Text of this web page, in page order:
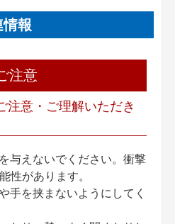
情報
注意
注意・ご理解いただき
与えないでください。衝撃
性があります。
手を挟まないようにしてく